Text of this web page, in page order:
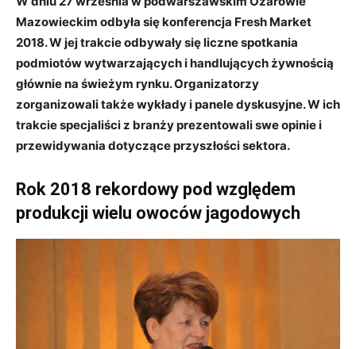
Mazowieckim odbyła się konferencja Fresh Market
2018. W jej trakcie odbywały się liczne spotkania
podmiotów wytwarzających i handlujących żywnością
głównie na świeżym rynku. Organizatorzy
zorganizowali także wykłady i panele dyskusyjne. W ich
trakcie specjaliści z branży prezentowali swe opinie i
przewidywania dotyczące przyszłości sektora.
Rok 2018 rekordowy pod względem
produkcji wielu owoców jagodowych